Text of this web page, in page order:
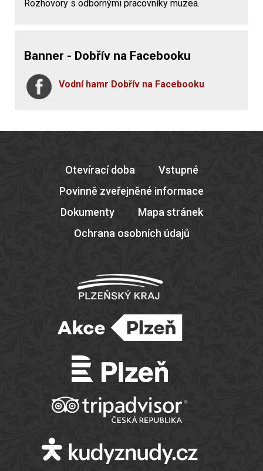
Rozhovory s odbornými pracovníky muzea.
Banner - Dobřív na Facebooku
Vodní hamr Dobřív na Facebooku
Otevírací doba
Vstupné
Povinně zveřejněné informace
Dokumenty
Mapa stránek
Ochrana osobních údajů